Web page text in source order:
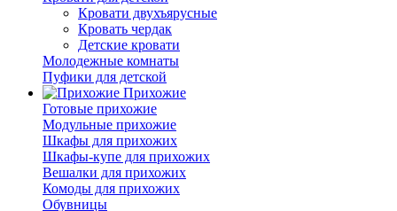
Кровати двухъярусные
Кровать чердак
Детские кровати
Молодежные комнаты
Пуфики для детской
Прихожие
Готовые прихожие
Модульные прихожие
Шкафы для прихожих
Шкафы-купе для прихожих
Вешалки для прихожих
Комоды для прихожих
Обувницы